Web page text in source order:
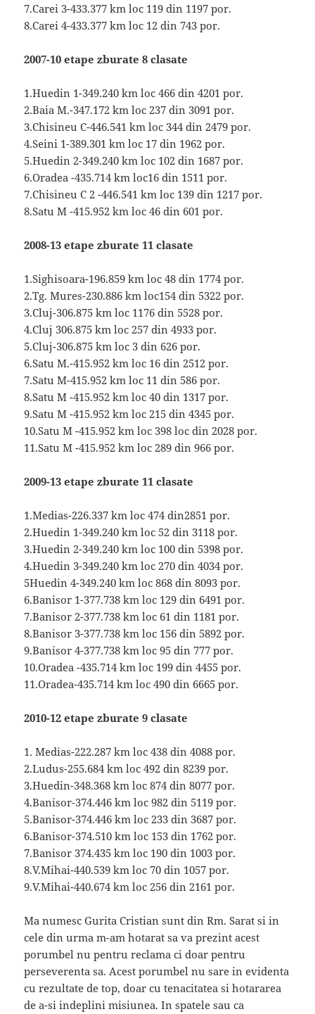
7.Carei 3-433.377 km loc 119 din 1197 por.
8.Carei 4-433.377 km loc 12 din 743 por.
2007-10 etape zburate 8 clasate
1.Huedin 1-349.240 km loc 466 din 4201 por.
2.Baia M.-347.172 km loc 237 din 3091 por.
3.Chisineu C-446.541 km loc 344 din 2479 por.
4.Seini 1-389.301 km loc 17 din 1962 por.
5.Huedin 2-349.240 km loc 102 din 1687 por.
6.Oradea -435.714 km loc16 din 1511 por.
7.Chisineu C 2 -446.541 km loc 139 din 1217 por.
8.Satu M -415.952 km loc 46 din 601 por.
2008-13 etape zburate 11 clasate
1.Sighisoara-196.859 km loc 48 din 1774 por.
2.Tg. Mures-230.886 km loc154 din 5322 por.
3.Cluj-306.875 km loc 1176 din 5528 por.
4.Cluj 306.875 km loc 257 din 4933 por.
5.Cluj-306.875 km loc 3 din 626 por.
6.Satu M.-415.952 km loc 16 din 2512 por.
7.Satu M-415.952 km loc 11 din 586 por.
8.Satu M -415.952 km loc 40 din 1317 por.
9.Satu M -415.952 km loc 215 din 4345 por.
10.Satu M -415.952 km loc 398 loc din 2028 por.
11.Satu M -415.952 km loc 289 din 966 por.
2009-13 etape zburate 11 clasate
1.Medias-226.337 km loc 474 din2851 por.
2.Huedin 1-349.240 km loc 52 din 3118 por.
3.Huedin 2-349.240 km loc 100 din 5398 por.
4.Huedin 3-349.240 km loc 270 din 4034 por.
5Huedin 4-349.240 km loc 868 din 8093 por.
6.Banisor 1-377.738 km loc 129 din 6491 por.
7.Banisor 2-377.738 km loc 61 din 1181 por.
8.Banisor 3-377.738 km loc 156 din 5892 por.
9.Banisor 4-377.738 km loc 95 din 777 por.
10.Oradea -435.714 km loc 199 din 4455 por.
11.Oradea-435.714 km loc 490 din 6665 por.
2010-12 etape zburate 9 clasate
1. Medias-222.287 km loc 438 din 4088 por.
2.Ludus-255.684 km loc 492 din 8239 por.
3.Huedin-348.368 km loc 874 din 8077 por.
4.Banisor-374.446 km loc 982 din 5119 por.
5.Banisor-374.446 km loc 233 din 3687 por.
6.Banisor-374.510 km loc 153 din 1762 por.
7.Banisor 374.435 km loc 190 din 1003 por.
8.V.Mihai-440.539 km loc 70 din 1057 por.
9.V.Mihai-440.674 km loc 256 din 2161 por.
Ma numesc Gurita Cristian sunt din Rm. Sarat si in
cele din urma m-am hotarat sa va prezint acest
porumbel nu pentru reclama ci doar pentru
perseverenta sa. Acest porumbel nu sare in evidenta
cu rezultate de top, doar cu tenacitatea si hotararea
de a-si indeplini misiunea. In spatele sau ca